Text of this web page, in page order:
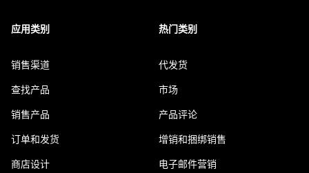
应用类别
销售渠道
查找产品
销售产品
订单和发货
商店设计
热门类别
代发货
市场
产品评论
增销和捆绑销售
电子邮件营销